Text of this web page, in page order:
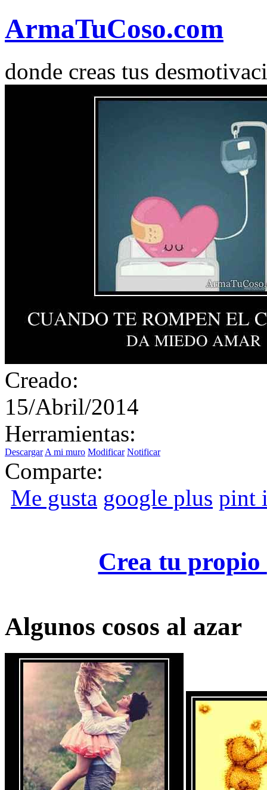
ArmaTuCoso.com
donde creas tus
Creado:
15/Abril/2014
Herramientas:
Descargar A mi muro Modificar Notificar
Comparte:
Me gusta google plus pint
Crea tu propio
Algunos cosos al azar